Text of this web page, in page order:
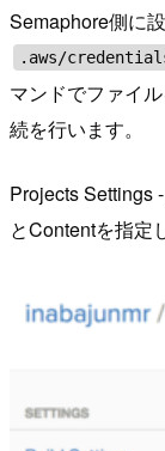
Semaphore側に
.aws/
マンドでファイ
続を行います。
Projects Settings
とContentを指定